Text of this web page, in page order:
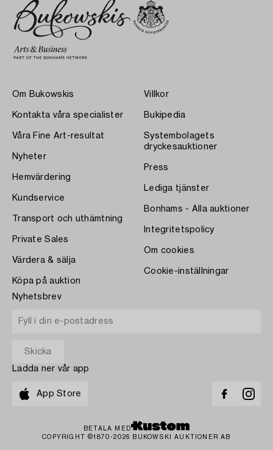
Om Bukowskis
Kontakta våra specialister
Våra Fine Art-resultat
Nyheter
Hemvärdering
Kundservice
Transport och uthämtning
Private Sales
Värdera & sälja
Köpa på auktion
Villkor
Bukipedia
Systembolagets
dryckesauktioner
Press
Lediga tjänster
Bonhams - Alla auktioner
Integritetspolicy
Om cookies
Cookie-inställningar
Nyhetsbrev
Ladda ner vår app
App Store
BETALA MED
COPYRIGHT ©1870-2026 BUKOWSKI AUKTIONER AB